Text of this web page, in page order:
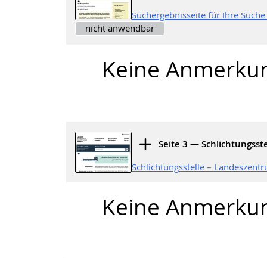
Suchergebnisseite für Ihre
nicht anwendbar
Keine
Seite 3 —
Schlichtungsstelle –
Keine